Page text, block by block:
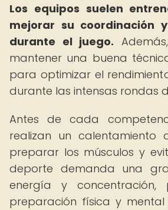
Los equipos suelen
mejorar su coordinación
durante el juego.
mantener una buena
para optimizar el
durante las intensas rondas
Antes de cada
realizan un calentamiento
preparar los músculos y
deporte demanda una
energía y
preparación física y